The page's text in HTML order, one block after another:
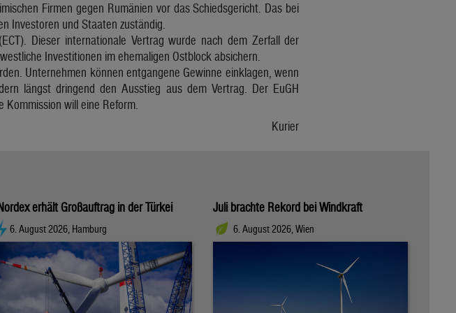
Firmen gegen Rumänien vor das Schiedsgericht. Das bei
Investoren und Staaten zuständig.
Dieser internationale Vertrag wurde nach dem Zerfall der
Investitionen im ehemaligen Ostblock absichern.
Unternehmen können entgangene Gewinne einklagen, wenn
längst dringend den Ausstieg aus dem Vertrag. Der EuGH
will eine Reform.
Kurier
erhält Großauftrag in der Türkei
6. August 2026, Hamburg
Juli brachte Rekord bei Windkraft
6. August 2026, Wien